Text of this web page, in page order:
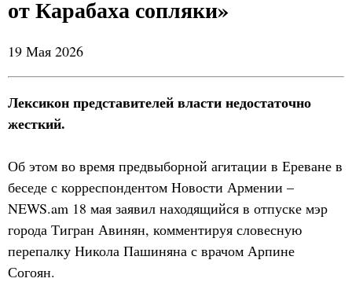
от Карабаха сопляки»
19 Мая 2026
Лексикон представителей власти недостаточно
жесткий.
Об этом во время предвыборной агитации в Ереване в
беседе с корреспондентом Новости Армении –
NEWS.am 18 мая заявил находящийся в отпуске мэр
города Тигран Авинян, комментируя словесную
перепалку Никола Пашиняна с врачом Арпине
Согоян.